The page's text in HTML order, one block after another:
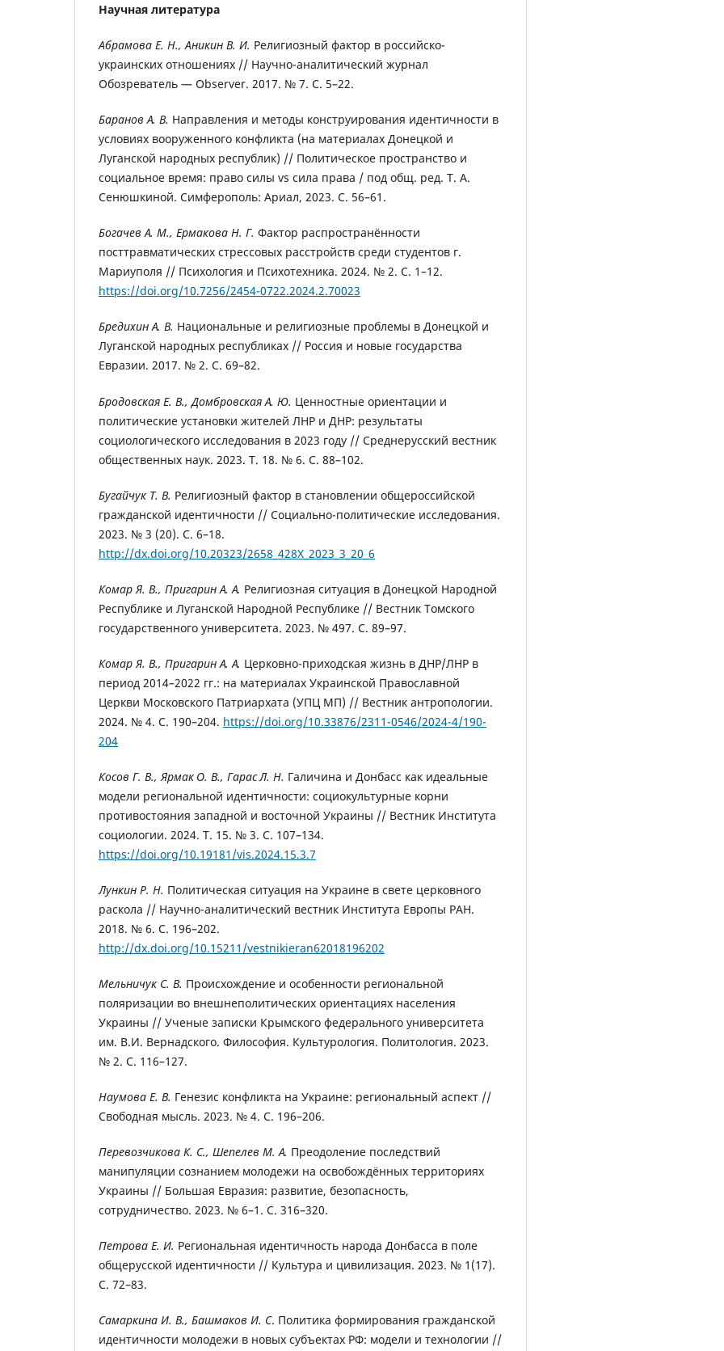
Научная литература
Абрамова Е. Н., Аникин В. И. Религиозный фактор в российско-
украинских отношениях // Научно-аналитический журнал
Обозреватель — Observer. 2017. № 7. С. 5–22.
Баранов А. В. Направления и методы конструирования идентичности в
условиях вооруженного конфликта (на материалах Донецкой и
Луганской народных республик) // Политическое пространство и
социальное время: право силы vs сила права / под общ. ред. Т. А.
Сенюшкиной. Симферополь: Ариал, 2023. С. 56–61.
Богачев А. М., Ермакова Н. Г. Фактор распространённости
посттравматических стрессовых расстройств среди студентов г.
Мариуполя // Психология и Психотехника. 2024. № 2. С. 1–12.
https://doi.org/10.7256/2454-0722.2024.2.70023
Бредихин А. В. Национальные и религиозные проблемы в Донецкой и
Луганской народных республиках // Россия и новые государства
Евразии. 2017. № 2. С. 69–82.
Бродовская Е. В., Домбровская А. Ю. Ценностные ориентации и
политические установки жителей ЛНР и ДНР: результаты
социологического исследования в 2023 году // Среднерусский вестник
общественных наук. 2023. Т. 18. № 6. С. 88–102.
Бугайчук Т. В. Религиозный фактор в становлении общероссийской
гражданской идентичности // Социально-политические исследования.
2023. № 3 (20). С. 6–18.
http://dx.doi.org/10.20323/2658_428X_2023_3_20_6
Комар Я. В., Пригарин А. А. Религиозная ситуация в Донецкой Народной
Республике и Луганской Народной Республике // Вестник Томского
государственного университета. 2023. № 497. С. 89–97.
Комар Я. В., Пригарин А. А. Церковно-приходская жизнь в ДНР/ЛНР в
период 2014–2022 гг.: на материалах Украинской Православной
Церкви Московского Патриархата (УПЦ МП) // Вестник антропологии.
2024. № 4. С. 190–204. https://doi.org/10.33876/2311-0546/2024-4/190-
204
Косов Г. В., Ярмак О. В., Гарас Л. Н. Галичина и Донбасс как идеальные
модели региональной идентичности: социокультурные корни
противостояния западной и восточной Украины // Вестник Института
социологии. 2024. Т. 15. № 3. С. 107–134.
https://doi.org/10.19181/vis.2024.15.3.7
Лункин Р. Н. Политическая ситуация на Украине в свете церковного
раскола // Научно-аналитический вестник Института Европы РАН.
2018. № 6. С. 196–202.
http://dx.doi.org/10.15211/vestnikieran62018196202
Мельничук С. В. Происхождение и особенности региональной
поляризации во внешнеполитических ориентациях населения
Украины // Ученые записки Крымского федерального университета
им. В.И. Вернадского. Философия. Культурология. Политология. 2023.
№ 2. С. 116–127.
Наумова Е. В. Генезис конфликта на Украине: региональный аспект //
Свободная мысль. 2023. № 4. С. 196–206.
Перевозчикова К. С., Шепелев М. А. Преодоление последствий
манипуляции сознанием молодежи на освобождённых территориях
Украины // Большая Евразия: развитие, безопасность,
сотрудничество. 2023. № 6–1. С. 316–320.
Петрова Е. И. Региональная идентичность народа Донбасса в поле
общерусской идентичности // Культура и цивилизация. 2023. № 1(17).
С. 72–83.
Самаркина И. В., Башмаков И. С. Политика формирования гражданской
идентичности молодежи в новых субъектах РФ: модели и технологии //